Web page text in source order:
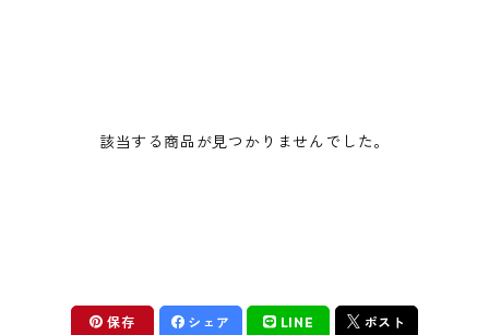
該当する商品が見つかりませんでした。
保存 シェア LINE ポスト